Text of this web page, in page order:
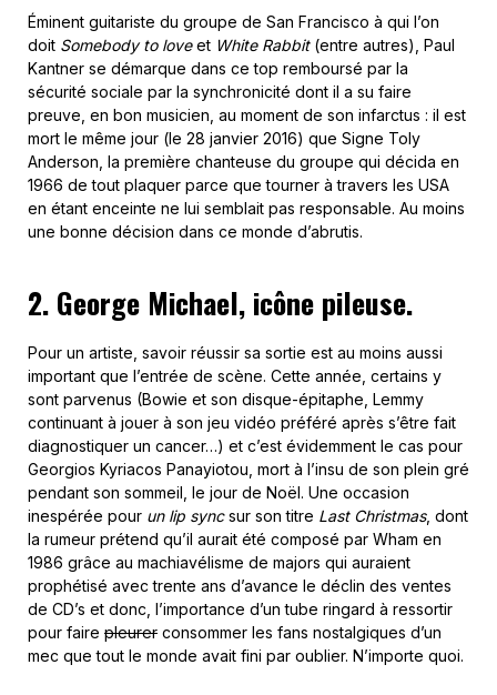
Éminent guitariste du groupe de San Francisco à qui l’on
doit Somebody to loveet White Rabbit(entre autres), Paul
Kantner se démarque dans ce top remboursé par la
sécurité sociale par la synchronicité dont il a su faire
preuve, en bon musicien, au moment de son infarctus : il est
mort le même jour (le 28 janvier 2016) que Signe Toly
Anderson, la première chanteuse du groupe qui décida en
1966 de tout plaquer parce que tourner à travers les USA
en étant enceinte ne lui semblait pas responsable. Au moins
une bonne décision dans ce monde d’abrutis.
2. George Michael, icône pileuse.
Pour un artiste, savoir réussir sa sortie est au moins aussi
important que l’entrée de scène. Cette année, certains y
sont parvenus (Bowie et son disque-épitaphe, Lemmy
continuant à jouer à son jeu vidéo préféré après s’être fait
diagnostiquer un cancer…) et c’est évidemment le cas pour
Georgios Kyriacos Panayiotou, mort à l’insu de son plein gré
pendant son sommeil, le jour de Noël. Une occasion
inespérée pour un lip syncsur son titre Last Christmas, dont
la rumeur prétend qu’il aurait été composé par Wham en
1986 grâce au machiavélisme de majors qui auraient
prophétisé avec trente ans d’avance le déclin des ventes
de CD’s et donc, l’importance d’un tube ringard à ressortir
pour faire pleurer consommer les fans nostalgiques d’un
mec que tout le monde avait fini par oublier. N’importe quoi.